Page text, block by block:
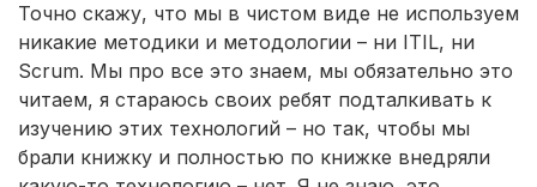
Точно скажу, что мы в чистом виде не используем
никакие методики и методологии – ни ITIL, ни
Scrum. Мы про все это знаем, мы обязательно это
читаем, я стараюсь своих ребят подталкивать к
изучению этих технологий – но так, чтобы мы
брали книжку и полностью по книжке внедряли